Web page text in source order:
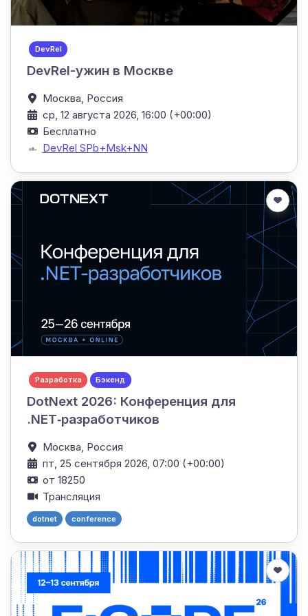
DevRel
DevRel-ужин в Москве
Москва, Россия
ср, 12 августа 2026, 16:00 (+00:00)
Бесплатно
DevRel SPb+Msk+NN
Разработка Бэкенд
DotNext 2026: Конференция для
.NET‑разработчиков
Москва, Россия
пт, 25 сентября 2026, 07:00 (+00:00)
от 18250
Трансляция
dotnet conference